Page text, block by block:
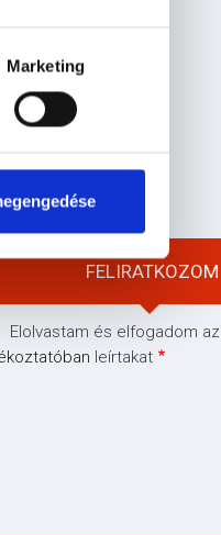
Marketing
E-mail cím
Elolvastam és elfogadom az
leírtakat